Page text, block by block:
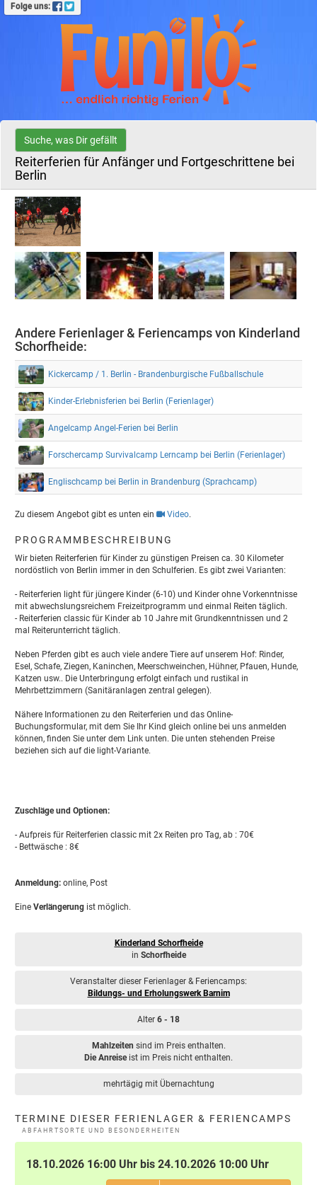
Folge uns:
Suche, was Dir gefällt
Reiterferien für Anfänger und Fortgeschrittene bei
Berlin
Andere Ferienlager & Feriencamps von Kinderland
Schorfheide:
Kickercamp / 1. Berlin - Brandenburgische Fußballschule
Kinder-Erlebnisferien bei Berlin (Ferienlager)
Angelcamp Angel-Ferien bei Berlin
Forschercamp Survivalcamp Lerncamp bei Berlin (Ferienlager)
Englischcamp bei Berlin in Brandenburg (Sprachcamp)
Zu diesem Angebot gibt es unten ein Video.
PROGRAMMBESCHREIBUNG
Wir bieten Reiterferien für Kinder zu günstigen Preisen ca. 30 Kilometer
nordöstlich von Berlin immer in den Schulferien. Es gibt zwei Varianten:
- Reiterferien light für jüngere Kinder (6-10) und Kinder ohne Vorkenntnisse
mit abwechslungsreichem Freizeitprogramm und einmal Reiten täglich.
- Reiterferien classic für Kinder ab 10 Jahre mit Grundkenntnissen und 2
mal Reiterunterricht täglich.
Neben Pferden gibt es auch viele andere Tiere auf unserem Hof: Rinder,
Esel, Schafe, Ziegen, Kaninchen, Meerschweinchen, Hühner, Pfauen, Hunde,
Katzen usw.. Die Unterbringung erfolgt einfach und rustikal in
Mehrbettzimmern (Sanitäranlagen zentral gelegen).
Nähere Informationen zu den Reiterferien und das Online-
Buchungsformular, mit dem Sie Ihr Kind gleich online bei uns anmelden
können, finden Sie unter dem Link unten. Die unten stehenden Preise
beziehen sich auf die light-Variante.
Zuschläge und Optionen:
- Aufpreis für Reiterferien classic mit 2x Reiten pro Tag, ab : 70€
- Bettwäsche : 8€
Anmeldung: online, Post
Eine Verlängerung ist möglich.
Kinderland Schorfheide
in Schorfheide
Veranstalter dieser Ferienlager & Feriencamps:
Bildungs- und Erholungswerk Barnim
Alter 6 - 18
Mahlzeiten sind im Preis enthalten.
Die Anreiseist im Preis nicht enthalten.
mehrtägig mit Übernachtung
TERMINE DIESER FERIENLAGER & FERIENCAMPS
ABFAHRTSORTE UND BESONDERHEITEN
18.10.2026 16:00 Uhr bis 24.10.2026 10:00 Uhr